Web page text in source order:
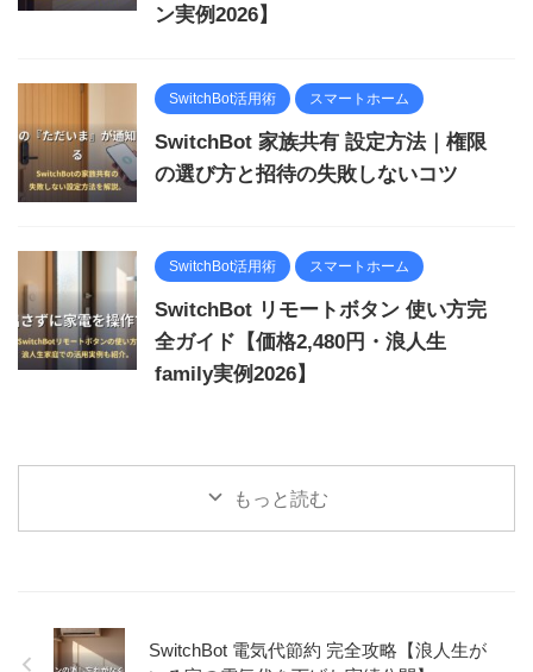
ン実例2026】
SwitchBot活用術 スマートホーム
SwitchBot 家族共有 設定方法｜権限
の選び方と招待の失敗しないコツ
SwitchBot活用術 スマートホーム
SwitchBot リモートボタン 使い方完
全ガイド【価格2,480円・浪人生
family実例2026】
もっと読む
SwitchBot 電気代節約 完全攻略【浪人生が